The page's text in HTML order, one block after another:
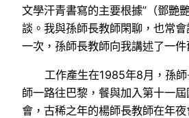
文學汗青書寫的主要根據”（鄧艷
談。我與孫師長教師閑聊，也常
一次，孫師長教師向我講述了一件
工作產生在1985年8月，孫
師一路往巴黎，餐與加入第十一
會，古稀之年的楊師長教師在年